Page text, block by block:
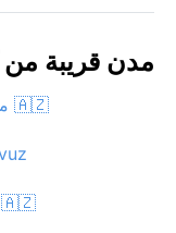
مدن قريبة من
🇦🇿 مينغاشوير
🇦🇿 خانكندي